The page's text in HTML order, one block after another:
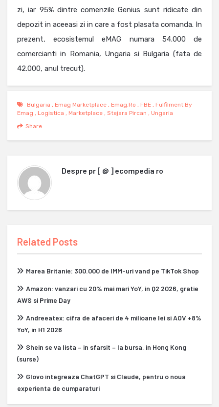
zi, iar 95% dintre comenzile Genius sunt ridicate din
depozit in aceeasi zi in care a fost plasata comanda. In
prezent, ecosistemul eMAG numara 54.000 de
comercianti in Romania, Ungaria si Bulgaria (fata de
42.000, anul trecut).
Bulgaria , Emag Marketplace , Emag.ro , FBE , Fulfilment By
Emag , Logistica , Marketplace , Stejara Pircan , Ungaria
Share
Despre pr [ @ ] ecompedia ro
Related Posts
Marea Britanie: 300.000 de IMM-uri vand pe TikTok Shop
Amazon: vanzari cu 20% mai mari YoY, in Q2 2026, gratie
AWS si Prime Day
Andreeatex: cifra de afaceri de 4 milioane lei si AOV +8%
YoY, in H1 2026
Shein se va lista – in sfarsit – la bursa, in Hong Kong
(surse)
Glovo integreaza ChatGPT si Claude, pentru o noua
experienta de cumparaturi